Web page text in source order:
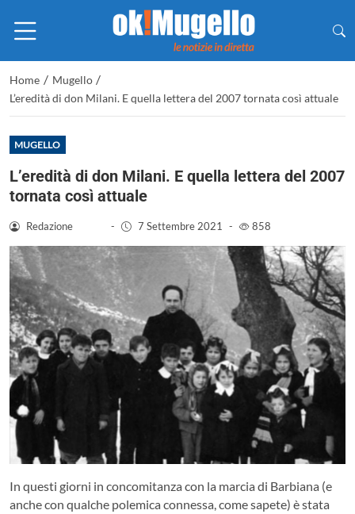
Home / Mugello /
L’eredità di don Milani. E quella lettera del 2007 tornata così attuale
MUGELLO
L’eredità di don Milani. E quella lettera del 2007
tornata così attuale
Redazione - 7 Settembre 2021 - 858
In questi giorni in concomitanza con la marcia di Barbiana (e
anche con qualche polemica connessa, come sapete) è stata